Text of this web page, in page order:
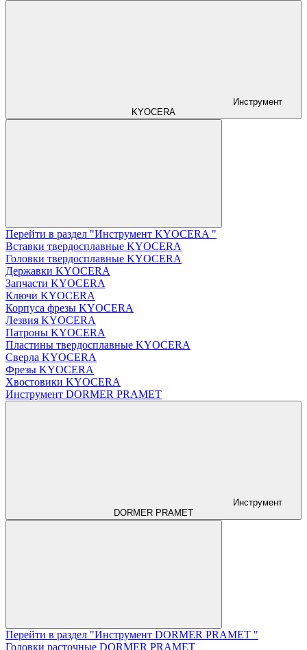
Инструмент
KYOCERA
Перейти в раздел "Инструмент KYOCERA "
Вставки твердосплавные KYOCERA
Головки твердосплавные KYOCERA
Державки KYOCERA
Запчасти KYOCERA
Ключи KYOCERA
Корпуса фрезы KYOCERA
Лезвия KYOCERA
Патроны KYOCERA
Пластины твердосплавные KYOCERA
Сверла KYOCERA
Фрезы KYOCERA
Хвостовики KYOCERA
Инструмент DORMER PRAMET
Инструмент
DORMER PRAMET
Перейти в раздел "Инструмент DORMER PRAMET "
Головки расточные DORMER PRAMET